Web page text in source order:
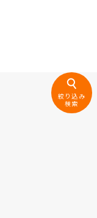
絞り込み
検索